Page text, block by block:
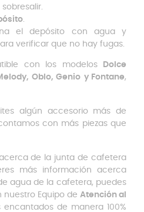
.
el depósito con agua y
verificar que no hay fugas.
con los modelos
Dolce
Oblo, Genio y Fontane,
algún accesorio más de
con más piezas que
de la junta de cafetera
más información acerca
agua de la cafetera, puedes
Equipo de Atención al
de manera 100%